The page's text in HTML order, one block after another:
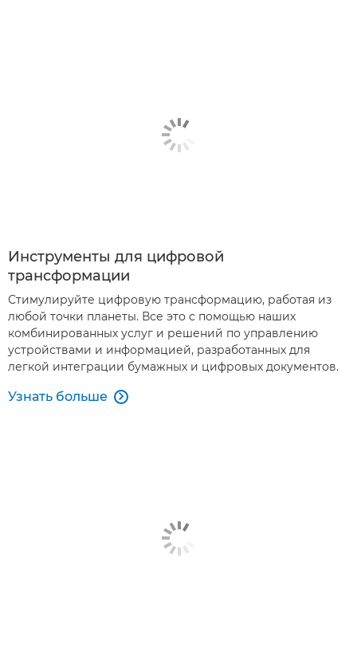
Инструменты для цифровой
трансформации
Стимулируйте цифровую трансформацию, работая из
любой точки планеты. Все это с помощью наших
комбинированных услуг и решений по управлению
устройствами и информацией, разработанных для
легкой интеграции бумажных и цифровых документов.
Узнать больше 